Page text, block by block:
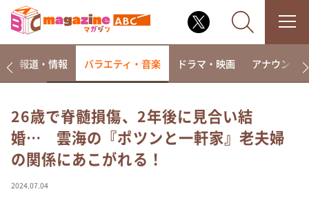
なるみ・岡村の過ぎるTV
相席食堂
これ余談なんですけど・・・
報道・情報 バラエティ・音楽 ドラマ・映画 アナウンサー
26歳で脊髄損傷、2年後に見合い結
婚… 雲海の『ポツンと一軒家』老夫婦
の関係にあこがれる！
2024.07.04